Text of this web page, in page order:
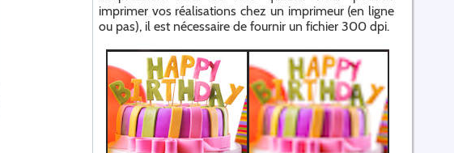
imprimer vos réalisations chez un imprimeur (en ligne
ou pas), il est nécessaire de fournir un fichier 300 dpi.